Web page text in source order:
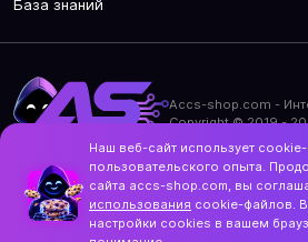
База знаний
Accs-shop.com -
Copyright © 2019 -
Политика использования cookie-файлов
Контакты и актуальный адрес сайта
Structo
Дизайн и разработка
Наш веб-сайт использует
пользовательского опыта.
сайта accs-shop.com, вы
использования cookie-файлов.
настройки cookies в вашем